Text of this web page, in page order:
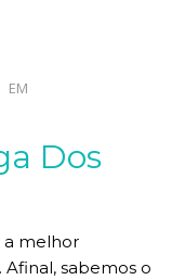
EM
Dos
a melhor
Afinal, sabemos o